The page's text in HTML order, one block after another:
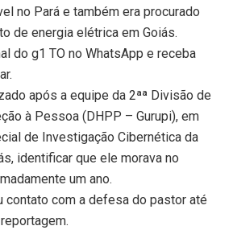
no Pará e também era procurado
de energia elétrica em Goiás.
do g1 TO no WhatsApp e receba
após a equipe da 2ªª Divisão de
à Pessoa (DHPP – Gurupi), em
de Investigação Cibernética da
identificar que ele morava no
um ano.
contato com a defesa do pastor até